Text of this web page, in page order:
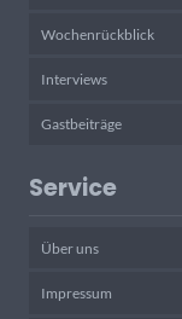
Wochenrückblick
Interviews
Gastbeiträge
Service
Über uns
Impressum